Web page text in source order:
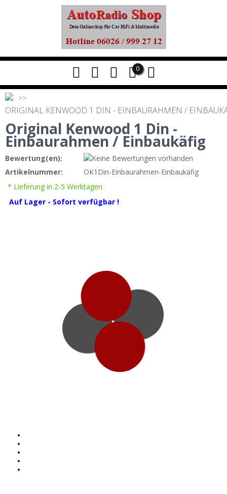
0
ORIGINAL KENWOOD 1 DIN - EINBAURAHMEN /
Original Kenwood 1 Din -
Einbaurahmen / Einbaukäfig
Bewertung(en):
Artikelnummer:
OK1Din-Einbaurahmen-Einbaukäfig
* Lieferung in 2-5 Werktagen
Auf Lager - Sofort verfügbar !